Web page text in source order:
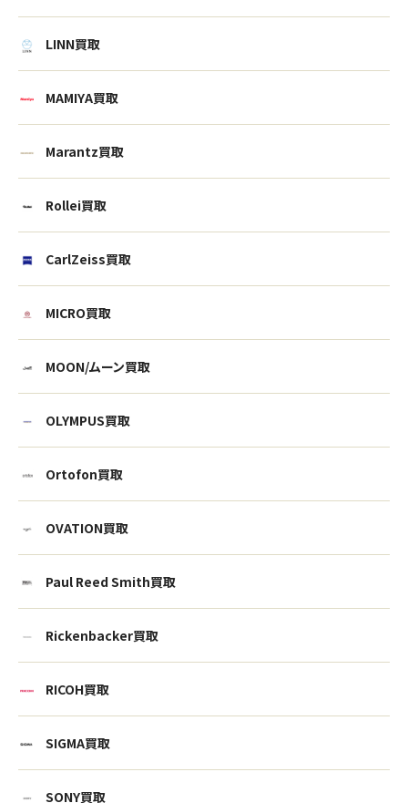
かんたん査定見積
LINN買取
MAMIYA買取
Marantz買取
Rollei買取
CarlZeiss買取
MICRO買取
MOON/ムーン買取
OLYMPUS買取
Ortofon買取
OVATION買取
Paul Reed Smith買取
Rickenbacker買取
RICOH買取
SIGMA買取
SONY買取